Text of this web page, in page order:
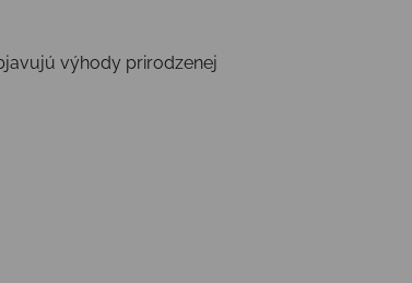
výhody prirodzenej